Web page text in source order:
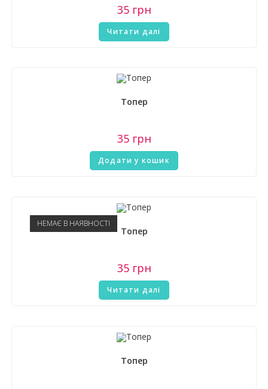
35 грн
Читати далі
Топер
35 грн
Додати у кошик
НЕМАЄ В НАЯВНОСТІ
Топер
35 грн
Читати далі
Топер